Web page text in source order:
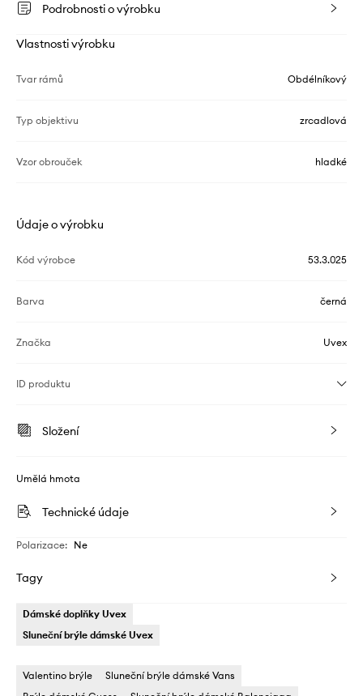
Podrobnosti o výrobku
Vlastnosti výrobku
Tvar rámů Obdélníkový
Typ objektivu zrcadlová
Vzor obrouček hladké
Údaje o výrobku
Kód výrobce 53.3.025
Barva černá
Značka Uvex
ID produktu
Složení
Umělá hmota
Technické údaje
Polarizace: Ne
Tagy
Dámské doplňky Uvex
Sluneční brýle dámské Uvex
Valentino brýle
Sluneční brýle dámské Vans